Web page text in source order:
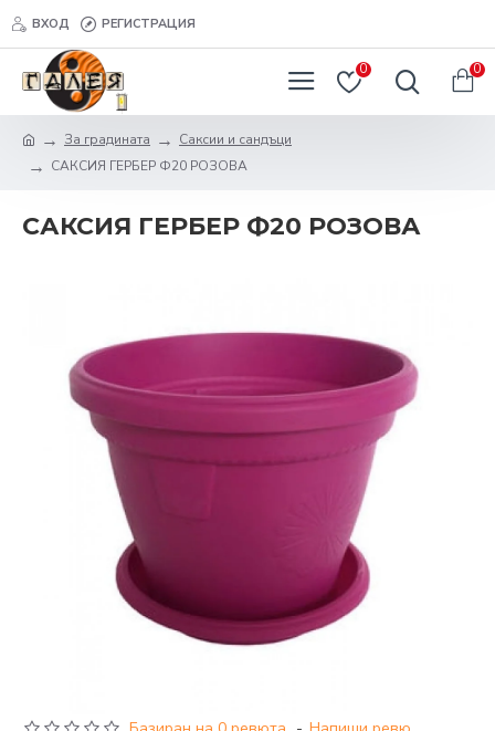
ВХОД РЕГИСТРАЦИЯ
0 0
За градината
Саксии и сандъци
САКСИЯ ГЕРБЕР Ф20 РОЗОВА
САКСИЯ ГЕРБЕР Ф20 РОЗОВА